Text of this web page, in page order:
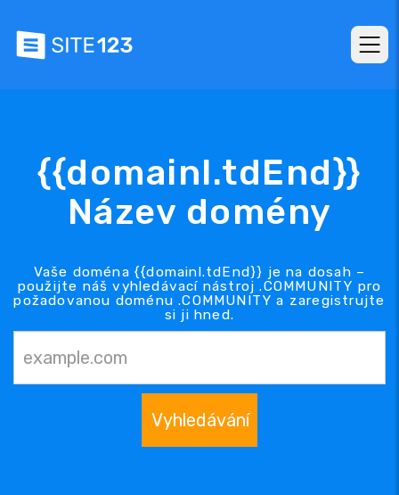
{{domainl.tdEnd}}
Název domény
Vaše doména {{domainl.tdEnd}} je na dosah –
použijte náš vyhledávací nástroj .COMMUNITY pro
požadovanou doménu .COMMUNITY a zaregistrujte
si ji hned.
Vyhledávání